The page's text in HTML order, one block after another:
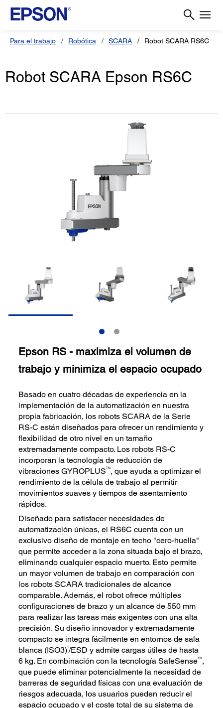
Para el trabajo Robótica SCARA Robot SCARA RS6C
Robot SCARA Epson RS6C
Epson RS - maximiza el volumen de
trabajo y minimiza el espacio ocupado
Basado en cuatro décadas de experiencia en la
implementación de la automatización en nuestra
propia fabricación, los robots SCARA de la Serie
RS-C están diseñados para ofrecer un rendimiento y
flexibilidad de otro nivel en un tamaño
extremadamente compacto. Los robots RS-C
incorporan la tecnología de reducción de
vibraciones GYROPLUSTM, que ayuda a optimizar el
rendimiento de la célula de trabajo al permitir
movimientos suaves y tiempos de asentamiento
rápidos.
Diseñado para satisfacer necesidades de
automatización únicas, el RS6C cuenta con un
exclusivo diseño de montaje en techo "cero-huella"
que permite acceder a la zona situada bajo el brazo,
eliminando cualquier espacio muerto. Esto permite
un mayor volumen de trabajo en comparación con
los robots SCARA tradicionales de alcance
comparable. Además, el robot ofrece múltiples
configuraciones de brazo y un alcance de 550 mm
para realizar las tareas más exigentes con una alta
precisión. Su diseño innovador y extremadamente
compacto se integra fácilmente en entornos de sala
blanca (ISO3)1/ESD y admite cargas útiles de hasta
6 kg. En combinación con la tecnología SafeSenseTM,
que puede eliminar potencialmente la necesidad de
barreras de seguridad físicas con una evaluación de
riesgos adecuada, los usuarios pueden reducir el
espacio ocupado y el coste total de su sistema de